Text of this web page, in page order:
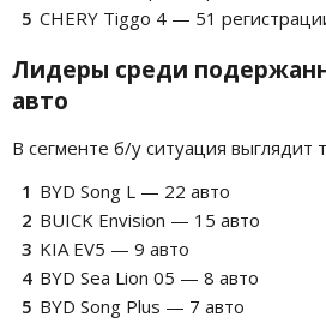
CHERY Tiggo 4 — 51
Лидеры среди
авто
В сегменте б/у ситуация выглядит
BYD Song L — 22 авто
BUICK Envision — 15 авто
KIA EV5 — 9 авто
BYD Sea Lion 05 — 8 авто
BYD Song Plus — 7 авто